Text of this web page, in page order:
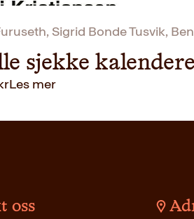
Sigrid Bonde Tusvik,
sjekke
Les mer
oss